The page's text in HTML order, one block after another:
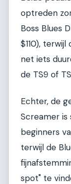
optreden
Boss Blues
$110),
net iets
de TS9 of
Echter, de
Screamer
beginners
terwijl de
spot" te